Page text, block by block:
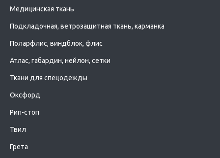
Медицинская ткань
Подкладочная, ветрозащитная ткань, карманка
Поларфлис, виндблок, флис
Атлас, габардин, нейлон, сетки
Ткани для спецодежды
Оксфорд
Рип-стоп
Твил
Грета